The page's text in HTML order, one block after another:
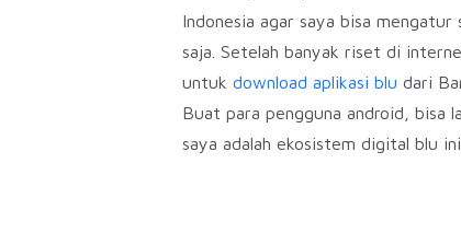
Indonesia agar saya bisa mengatur
saja. Setelah banyak riset di
untuk download aplikasi blu dari
Buat para pengguna android, bisa
saya adalah ekosistem digital blu